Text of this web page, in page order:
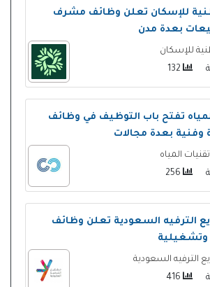
للإسكان تعلن وظائف مشرف
بعدة مدن
للإسكان
تفتح باب التوظيف في وظائف
وفنية بعدة مجالات
المياه
الترفيه السعودية تعلن وظائف
وتشغيلية
الترفيه السعودية